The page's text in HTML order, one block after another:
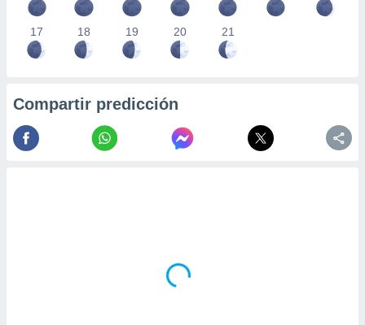
17 18 19 20 21
Compartir predicción